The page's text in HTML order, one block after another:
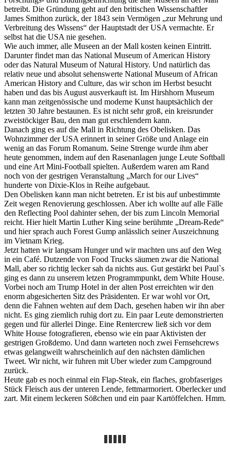
betreibt. Die Gründung geht auf den britischen Wissenschaftler
James Smithon zurück, der 1843 sein Vermögen „zur Mehrung und
Verbreitung des Wissens“ der Hauptstadt der USA vermachte. Er
selbst hat die USA nie gesehen.
Wie auch immer, alle Museen an der Mall kosten keinen Eintritt.
Darunter findet man das National Museum of American History
oder das Natural Museum of Natural History. Und natürlich das
relativ neue und absolut sehenswerte National Museum of African
American History and Culture, das wir schon im Herbst besucht
haben und das bis August ausverkauft ist. Im Hirshhorn Museum
kann man zeitgenössische und moderne Kunst hauptsächlich der
letzten 30 Jahre bestaunen. Es ist nicht sehr groß, ein kreisrunder
zweistöckiger Bau, den man gut erschlendern kann.
Danach ging es auf die Mall in Richtung des Obelisken. Das
Wohnzimmer der USA erinnert in seiner Größe und Anlage ein
wenig an das Forum Romanum. Seine Strenge wurde ihm aber
heute genommen, indem auf den Rasenanlagen junge Leute Softball
und eine Art Mini-Football spielten. Außerdem waren am Rand
noch von der gestrigen Veranstaltung „March for our Lives“
hunderte von Dixie-Klos in Reihe aufgebaut.
Den Obelisken kann man nicht betreten. Er ist bis auf unbestimmte
Zeit wegen Renovierung geschlossen. Aber ich wollte auf alle Fälle
den Reflecting Pool dahinter sehen, der bis zum Lincoln Memorial
reicht. Hier hielt Martin Luther King seine berühmte „Dream-Rede“
und hier sprach auch Forest Gump anlässlich seiner Auszeichnung
im Vietnam Krieg.
Jetzt hatten wir langsam Hunger und wir machten uns auf den Weg
in ein Café. Dutzende von Food Trucks säumen zwar die National
Mall, aber so richtig lecker sah da nichts aus. Gut gestärkt bei Paul`s
ging es dann zu unserem letzen Programmpunkt, dem White House.
Vorbei noch am Trump Hotel in der alten Post erreichten wir den
enorm abgesicherten Sitz des Präsidenten. Er war wohl vor Ort,
denn die Fahnen wehten auf dem Dach, gesehen haben wir ihn aber
nicht. Es ging ziemlich ruhig dort zu. Ein paar Leute demonstrierten
gegen und für allerlei Dinge. Eine Rentercrew ließ sich vor dem
White House fotografieren, ebenso wie ein paar Aktivisten der
gestrigen Großdemo. Und dann warteten noch zwei Fernsehcrews
etwas gelangweilt wahrscheinlich auf den nächsten dämlichen
Tweet. Wir nicht, wir fuhren mit Uber wieder zum Campground
zurück.
Heute gab es noch einmal ein Flap-Steak, ein flaches, grobfaseriges
Stück Fleisch aus der unteren Lende, fettmarmoriert. Oberlecker und
zart. Mit einem leckeren Sößchen und ein paar Kartöffelchen. Hmm.